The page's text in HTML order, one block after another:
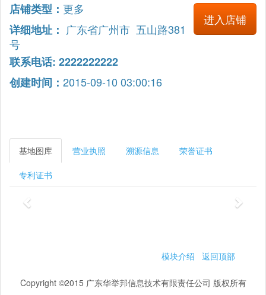
店铺类型： 更多
进入店铺
详细地址： 广东省广州市 五山路381
号
联系电话: 2222222222
创建时间： 2015-09-10 03:00:16
基地图库 营业执照 溯源信息 荣誉证书
专利证书
模块介绍 返回顶部
Copyright ©2015 广东华举邦信息技术有限责任公司 版权所有